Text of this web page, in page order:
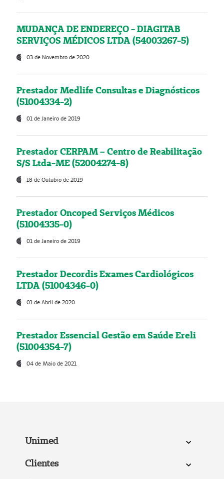
MUDANÇA DE ENDEREÇO - DIAGITAB
SERVIÇOS MÉDICOS LTDA (54003267-5)
03 de Novembro de 2020
Prestador Medlife Consultas e Diagnósticos
(51004334-2)
01 de Janeiro de 2019
Prestador CERPAM – Centro de Reabilitação
S/S Ltda-ME (52004274-8)
18 de Outubro de 2019
Prestador Oncoped Serviços Médicos
(51004335-0)
01 de Janeiro de 2019
Prestador Decordis Exames Cardiológicos
LTDA (51004346-0)
01 de Abril de 2020
Prestador Essencial Gestão em Saúde Ereli
(51004354-7)
04 de Maio de 2021
Unimed
Clientes